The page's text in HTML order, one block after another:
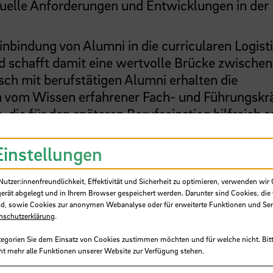
Anforderungen und Entwicklungen in der
von Alumni in die curricularen
schafft damit eine wertvolle Brücke zwischen
mit berufstätigen Alumni erhalten die
Wissen erfahrener Fach- und
für den späteren Berufseinstieg hilfreich
und Tagungen, die Studierenden,
sich über wichtige Themen in Logistik
So entstehen neue Kontakte zu
Erkenntnissen und potentiellen
von praxisorientierten Abschlussarbeiten
Unternehmensexkursionen als weiteres
Effektivität und Sicherheit zu optimieren, verwenden wir
abgelegt und in Ihrem Browser gespeichert werden. Darunter sind Cookies,
sowie Cookies zur anonymen Webanalyse oder für erweiterte Funktionen und
.
Sie dem Einsatz von Cookies zustimmen möchten und für welche nicht.
mehr alle Funktionen unserer Website zur Verfügung stehen.